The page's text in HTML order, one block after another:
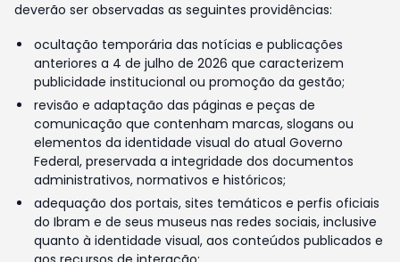
deverão ser observadas as seguintes providências:
ocultação temporária das notícias e publicações
anteriores a 4 de julho de 2026 que caracterizem
publicidade institucional ou promoção da gestão;
revisão e adaptação das páginas e peças de
comunicação que contenham marcas, slogans ou
elementos da identidade visual do atual Governo
Federal, preservada a integridade dos documentos
administrativos, normativos e históricos;
adequação dos portais, sites temáticos e perfis oficiais
do Ibram e de seus museus nas redes sociais, inclusive
quanto à identidade visual, aos conteúdos publicados e